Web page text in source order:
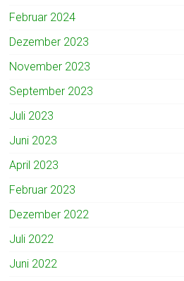
Februar 2024
Dezember 2023
November 2023
September 2023
Juli 2023
Juni 2023
April 2023
Februar 2023
Dezember 2022
Juli 2022
Juni 2022